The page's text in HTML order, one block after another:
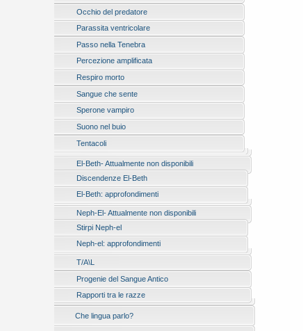
Occhio del predatore
Parassita ventricolare
Passo nella Tenebra
Percezione amplificata
Respiro morto
Sangue che sente
Sperone vampiro
Suono nel buio
Tentacoli
El-Beth- Attualmente non disponibili
Discendenze El-Beth
El-Beth: approfondimenti
Neph-El- Attualmente non disponibili
Stirpi Neph-el
Neph-el: approfondimenti
T/A\L
Progenie del Sangue Antico
Rapporti tra le razze
Che lingua parlo?